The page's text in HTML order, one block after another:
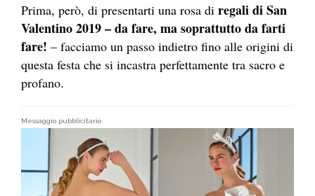
Prima, però, di presentarti una rosa di regali di San
Valentino 2019 – da fare, ma soprattutto da farti
fare! – facciamo un passo indietro fino alle origini di
questa festa che si incastra perfettamente tra sacro e
profano.
Messaggio pubblicitario